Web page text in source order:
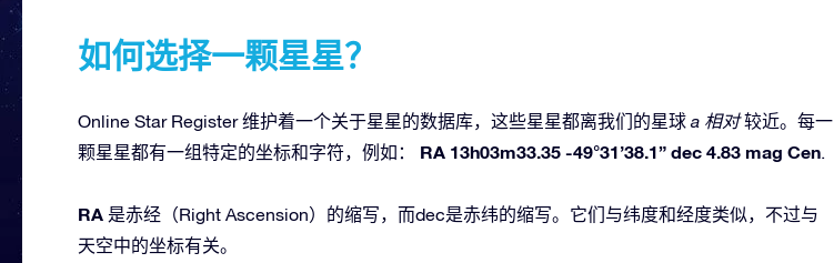
如何选择一颗星星？
Online Star Register 维护着一个关于星星的数据库，这些星星都离我们的星球 a 相对较近。每一
颗星星都有一组特定的坐标和字符，例如： RA 13h03m33.35 -49°31’38.1” dec 4.83 mag Cen.
RA 是赤经（Right Ascension）的缩写，而dec是赤纬的缩写。它们与纬度和经度类似，不过与
天空中的坐标有关。